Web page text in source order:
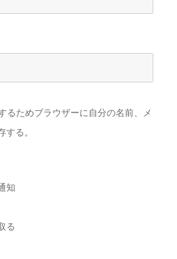
るためブラウザーに自分の名前、メ
る。
知
る